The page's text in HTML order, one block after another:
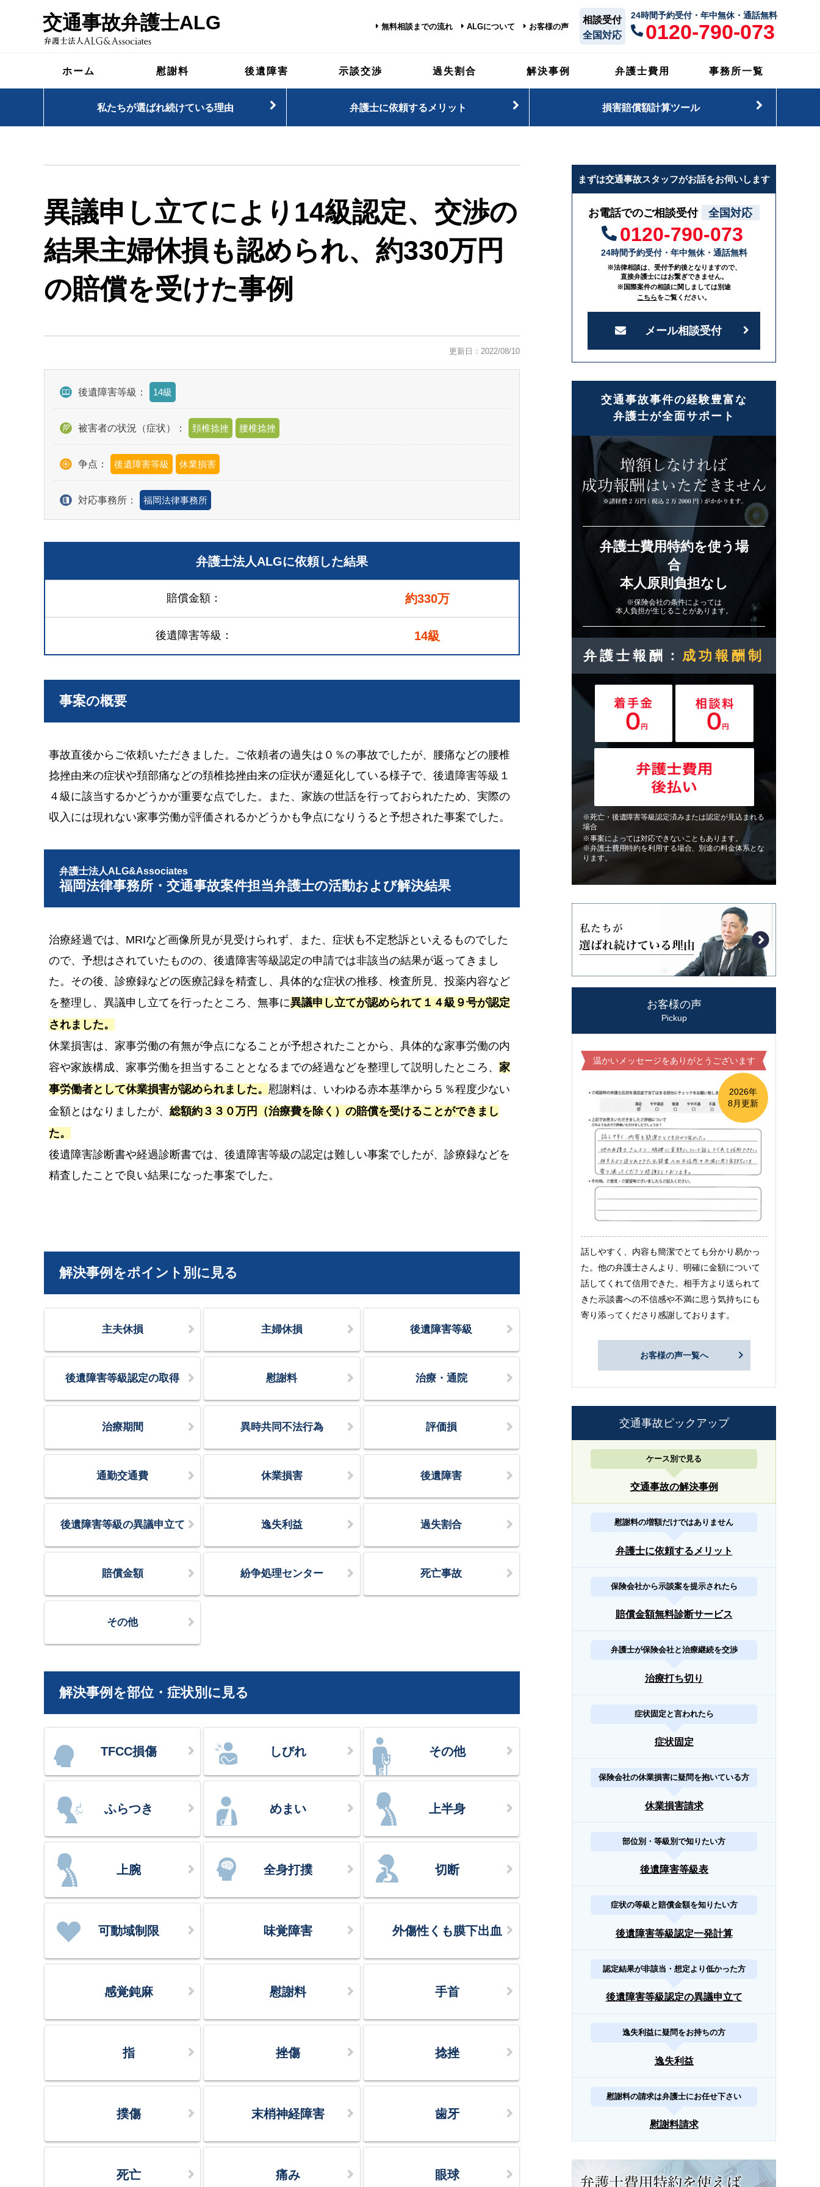
交通事故弁護士ALG 無料相談までの流れ ALGについて お客様の声
相談受付
全国対応
24時間予約受付・年中無休・通話無料
0120-790-073
ホーム 慰謝料 後遺障害 示談交渉 過失割合 解決事例 弁護士費用 事務所一覧
私たちが選ばれ続けている理由 弁護士に依頼するメリット 損害賠償額計算ツール
異議申し立てにより14級認定、交渉の
結果主婦休損も認められ、約330万円
の賠償を受けた事例
更新日：2022/08/10
後遺障害等級： 14級
被害者の状況（症状）： 頚椎捻挫 腰椎捻挫
争点： 後遺障害等級 休業損害
対応事務所： 福岡法律事務所
弁護士法人ALGに依頼した結果
賠償金額 約330万
後遺障害等級 14級
事案の概要
事故直後からご依頼いただきました。ご依頼者の過失は０％の事故でしたが、腰痛などの腰椎
捻挫由来の症状や頚部痛などの頚椎捻挫由来の症状が遷延化している様子で、後遺障害等級１
４級に該当するかどうかが重要な点でした。また、家族の世話を行っておられたため、実際の
収入には現れない家事労働が評価されるかどうかも争点になりうると予想された事案でした。
弁護士法人ALG&Associates
福岡法律事務所・交通事故案件担当弁護士の活動および解決結果
治療経過では、MRIなど画像所見が見受けられず、また、症状も不定愁訴といえるものでした
ので、予想はされていたものの、後遺障害等級認定の申請では非該当の結果が返ってきまし
た。その後、診療録などの医療記録を精査し、具体的な症状の推移、検査所見、投薬内容など
を整理し、異議申し立てを行ったところ、無事に異議申し立てが認められて１４級９号が認定
されました。
休業損害は、家事労働の有無が争点になることが予想されたことから、具体的な家事労働の内
容や家族構成、家事労働を担当することとなるまでの経過などを整理して説明したところ、 家
事労働者として休業損害が認められました。 慰謝料は、いわゆる赤本基準から５％程度少ない
金額とはなりましたが、 総額約３３０万円（治療費を除く）の賠償を受けることができまし
た。
後遺障害診断書や経過診断書では、後遺障害等級の認定は難しい事案でしたが、診療録などを
精査したことで良い結果になった事案でした。
解決事例をポイント別に見る
主夫休損 主婦休損 後遺障害等級
後遺障害等級認定の取得 慰謝料 治療・通院
治療期間 異時共同不法行為 評価損
通勤交通費 休業損害 後遺障害
後遺障害等級の異議申立て 逸失利益 過失割合
賠償金額 紛争処理センター 死亡事故
その他
解決事例を部位・症状別に見る
TFCC損傷 しびれ その他
ふらつき めまい 上半身
上腕 全身打撲 切断
可動域制限 味覚障害 外傷性くも膜下出血
感覚鈍麻 慰謝料 手首
指 挫傷 捻挫
撲傷 末梢神経障害 歯牙
死亡 痛み 眼球
まずは交通事故スタッフがお話をお伺いします
お電話でのご相談受付 全国対応
0120-790-073
24時間予約受付・年中無休・通話無料
※法律相談は、受付予約後となりますので、
直接弁護士にはお繋ぎできません。
※国際案件の相談に関しましては別途
こちらをご覧ください。
メール相談受付
交通事故事件の経験豊富な
弁護士が全面サポート
弁護士費用特約を使う場
合
本人原則負担なし
※保険会社の条件によっては
本人負担が生じることがあります。
弁護士報酬： 成功報酬制
※死亡・後遺障害等級認定済みまたは認定が見込まれる
場合
※事案によっては対応できないこともあります。
※弁護士費用特約を利用する場合、別途の料金体系とな
ります。
お客様の声
Pickup
温かいメッセージをありがとうございます
2026年
8月更新
話しやすく、内容も簡潔でとても分かり易かっ
た。他の弁護士さんより、明確に金額について
話してくれて信用できた。相手方より送られて
きた示談書への不信感や不満に思う気持ちにも
寄り添ってくださり感謝しております。
お客様の声一覧へ
交通事故ピックアップ
ケース別で見る
交通事故の解決事例
慰謝料の増額だけではありません
弁護士に依頼するメリット
保険会社から示談案を提示されたら
賠償金額無料診断サービス
弁護士が保険会社と治療継続を交渉
治療打ち切り
症状固定と言われたら
症状固定
保険会社の休業損害に疑問を抱いている方
休業損害請求
部位別・等級別で知りたい方
後遺障害等級表
症状の等級と賠償金額を知りたい方
後遺障害等級認定一発計算
認定結果が非該当・想定より低かった方
後遺障害等級認定の異議申立て
逸失利益に疑問をお持ちの方
逸失利益
慰謝料の請求は弁護士にお任せ下さい
慰謝料請求